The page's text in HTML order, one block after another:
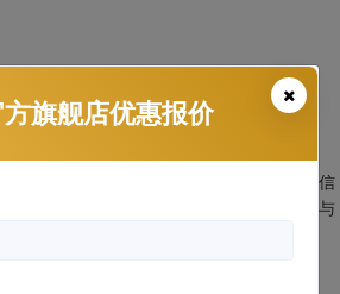
热窗膜保护的是车内乘坐体验与电子设备的信
膜，需要在隔热率、透光率、紫外线阻隔率与
对新能源车主而言，窗膜是否会干扰
方旗舰店优惠报价